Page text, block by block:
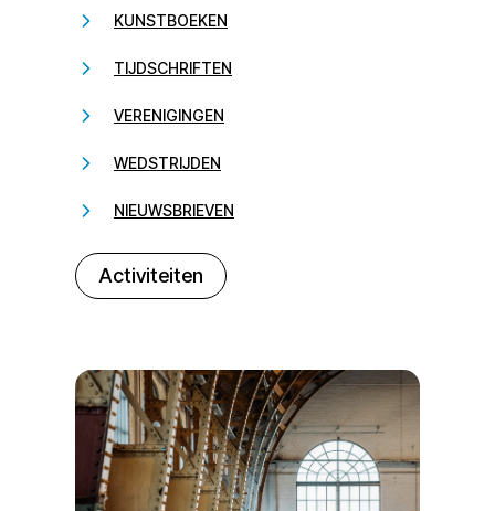
KUNSTBOEKEN
TIJDSCHRIFTEN
VERENIGINGEN
WEDSTRIJDEN
NIEUWSBRIEVEN
Activiteiten
232323